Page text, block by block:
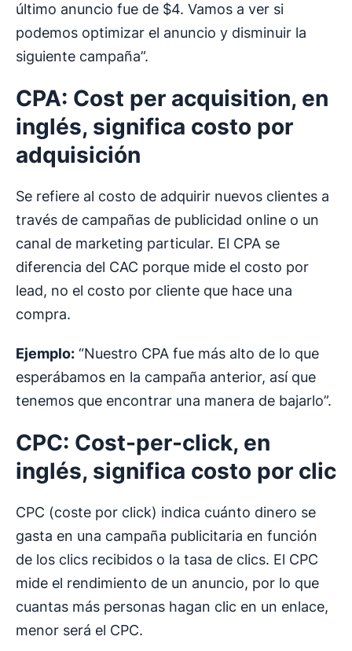
último anuncio fue de $4. Vamos a ver si
podemos optimizar el anuncio y disminuir la
siguiente campaña”.
CPA: Cost per acquisition, en
inglés, significa costo por
adquisición
Se refiere al costo de adquirir nuevos clientes a
través de campañas de publicidad online o un
canal de marketing particular. El CPA se
diferencia del CAC porque mide el costo por
lead, no el costo por cliente que hace una
compra.
Ejemplo: “Nuestro CPA fue más alto de lo que
esperábamos en la campaña anterior, así que
tenemos que encontrar una manera de bajarlo”.
CPC: Cost-per-click, en
inglés, significa costo por clic
CPC (coste por click) indica cuánto dinero se
gasta en una campaña publicitaria en función
de los clics recibidos o la tasa de clics. El CPC
mide el rendimiento de un anuncio, por lo que
cuantas más personas hagan clic en un enlace,
menor será el CPC.